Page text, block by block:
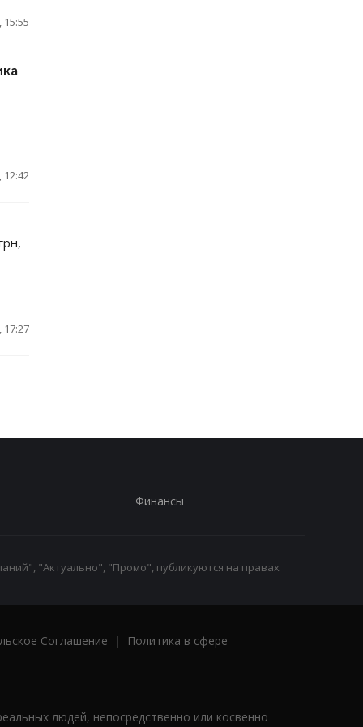
12:42
17:27
Финансы
"Актуально", "Промо", публикуются на правах
Соглашение |
Политика в сфере
людей, непосредственно или косвенно